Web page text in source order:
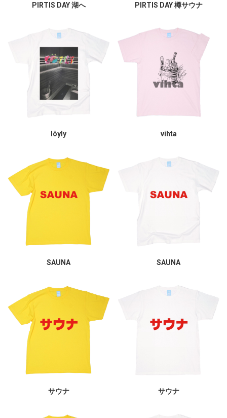
PIRTIS DAY 湖へ PIRTIS DAY 樽サウナ
löyly vihta
SAUNA SAUNA
サウナ サウナ